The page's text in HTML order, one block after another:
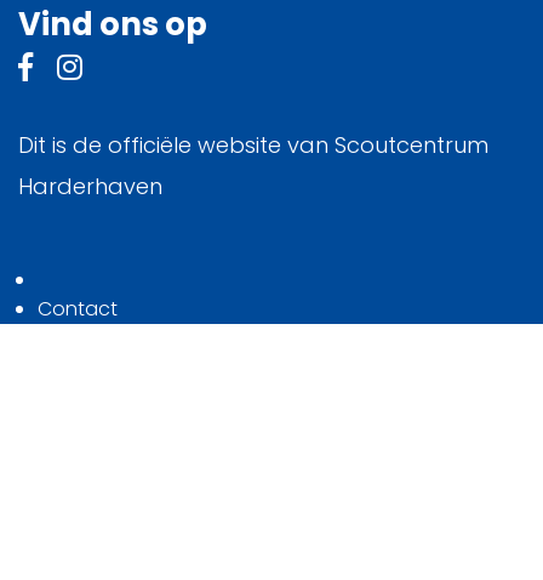
Vind ons op
Dit is de officiële website van Scoutcentrum
Harderhaven
Contact